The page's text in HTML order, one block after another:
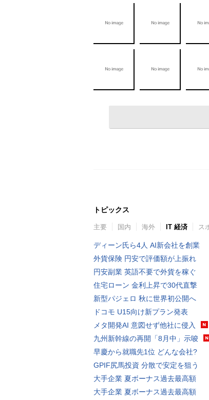
トピックス
主要 国内 海外 IT 経済 ス
ディーン氏ら4人 AI新会社を創業
外貨保険 円安で評価額が上振れ
円安副業 英語不要で外貨を稼ぐ
住宅ローン 金利上昇で30代直撃
新型パジェロ 秋に世界初公開へ
ドコモ U15向け新プラン発表
メタ開発AI 意図せず他社に侵入
九州新幹線の再開「8月中」示唆
早慶から就職先1位 どんな会社?
GPIF尻馬投資 分散で安定を狙う
大手企業 夏ボーナス過去最高額
大手企業 夏ボーナス過去最高額